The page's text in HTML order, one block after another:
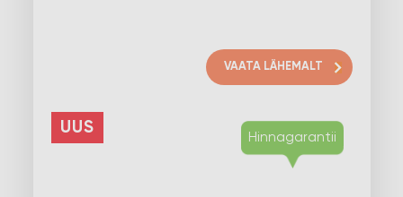
VAATA LÄHEMALT
UUS